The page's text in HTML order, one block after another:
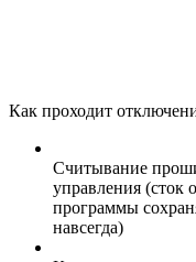
Как проходит
Считывание
управления (сток
программы
навсегда)